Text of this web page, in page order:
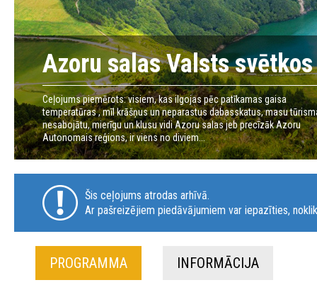
Azoru salas Valsts
Ceļojums piemērots: visiem, kas ilgojas pēc patīkamas gaisa
temperatūras , mīl krāšņus un neparastus dabasskatus, masu
nesabojātu, mierīgu un klusu vidi Azoru salas jeb precīzāk Azoru
Autonomais reģions, ir viens no diviem...
Šis ceļojums atrodas arhīvā.
Ar pašreizējiem piedāvājumiem var iepazīties,
PROGRAMMA INFORMĀCIJA